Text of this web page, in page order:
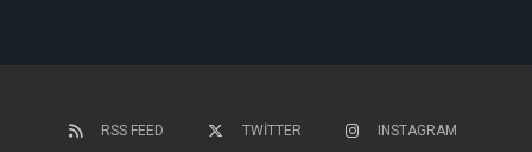
RSS FEED TWITTER INSTAGRAM